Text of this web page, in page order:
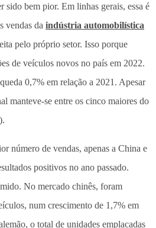
sido bem pior. Em linhas gerais, essa é
vendas da indústria automobilística
pelo próprio setor. Isso porque
de veículos novos no país em 2022.
0,7% em relação a 2021. Apesar
manteve-se entre os cinco maiores do
).
número de vendas, apenas a China e
positivos no ano passado.
No mercado chinês, foram
num crescimento de 1,7% em
o total de unidades emplacadas